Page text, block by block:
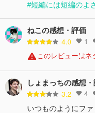
#短編には短編のよ
ねこの感想・評価
4.0 1
このレビューはネ
しょまっちの感想
3.2 4
いつものようにフ